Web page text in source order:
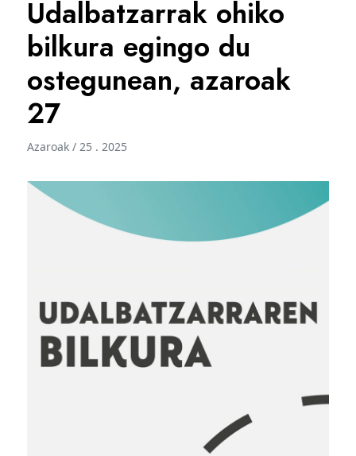
Udalbatzarrak ohiko
bilkura egingo du
ostegunean, azaroak
27
Azaroak / 25 . 2025